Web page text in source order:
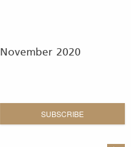
November 2020
SUBSCRIBE